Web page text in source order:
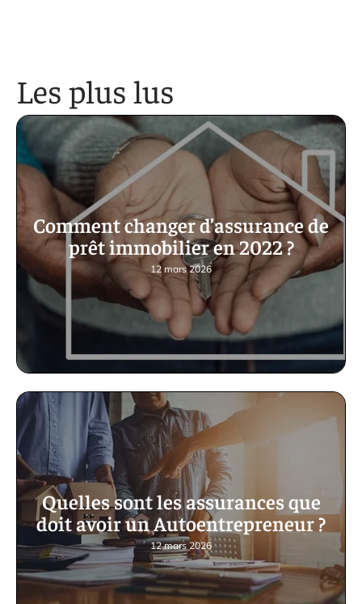
Les plus lus
Comment changer d’assurance de
prêt immobilier en 2022 ?
12 mars 2026
Quelles sont les assurances que
doit avoir un Autoentrepreneur ?
12 mars 2026